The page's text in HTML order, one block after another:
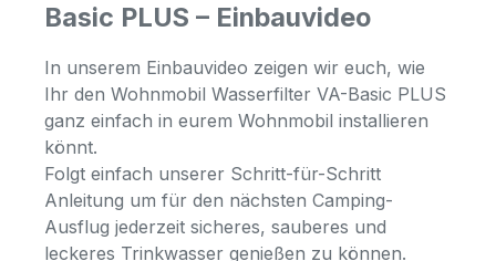
Basic PLUS – Einbauvideo
In unserem Einbauvideo zeigen wir euch, wie
Ihr den Wohnmobil Wasserfilter VA-Basic PLUS
ganz einfach in eurem Wohnmobil installieren
könnt.
Folgt einfach unserer Schritt-für-Schritt
Anleitung um für den nächsten Camping-
Ausflug jederzeit sicheres, sauberes und
leckeres Trinkwasser genießen zu können.